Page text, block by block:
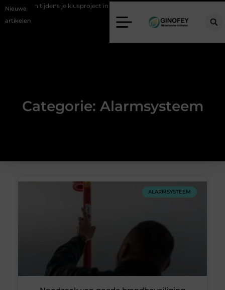
Nieuwe
artikelen
tijdens je klusproject in Oss
Categorie: Alarmsysteem
ALARMSYSTEEM